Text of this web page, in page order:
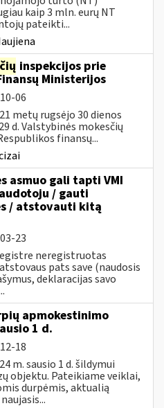
kaip 3 mln. eurų NT
pateikti...
inspekcijos prie
Ministerijos
06
metų rugsėjo 30 dienos
d. Valstybinės mokesčių
finansų...
asmuo gali tapti VMI
/ gauti
/ atstovauti kitą
23
neregistruotas
pats save (naudosis
deklaracijas savo
apmokestinimo
1 d.
18
m. sausio 1 d. šildymui
objektu. Pateikiame veiklai,
durpėmis, aktualią